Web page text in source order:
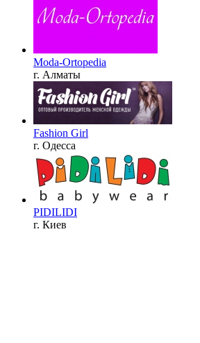
Moda-Ortopedia
г. Алматы
Fashion Girl
г. Одесса
PIDILIDI
г. Киев